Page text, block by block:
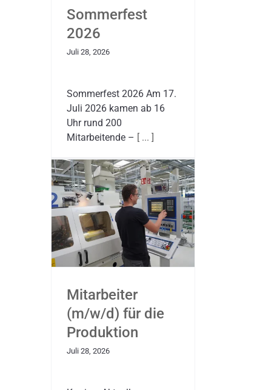
Sommerfest
2026
Juli 28, 2026
Sommerfest 2026 Am 17.
Juli 2026 kamen ab 16
Uhr rund 200
Mitarbeitende – [ ... ]
Mitarbeiter
(m/w/d) für die
Produktion
Juli 28, 2026